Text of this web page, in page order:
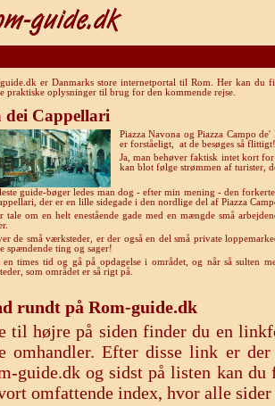
er Danmarks store internetportal til Rom. Her kan du
praktiske oplysninger til brug for den kommende rejse.
dei Cappellari
Piazza Navona og Piazza Campo
er forståeligt, at de besøges så flittigt!
Ja, man behøver faktisk intet kort
kan blot følge strømmen af turister,
guide-bøger ledes man dog - efter min mening - den
der er en lille sidegade i den nordlige del af Piazza
tale om en helt enestående gade med en mængde små
de små værksteder, er der også en del små private
spændende ting og sager!
en times tid og gå på opdagelse i området, og når så sulten
som området er så rigt på.
rundt på Rom-guide.dk
til højre på siden finder du en
omhandler. Efter disse link er
guide.dk og sidst på listen kan
omfattende index, hvor alle